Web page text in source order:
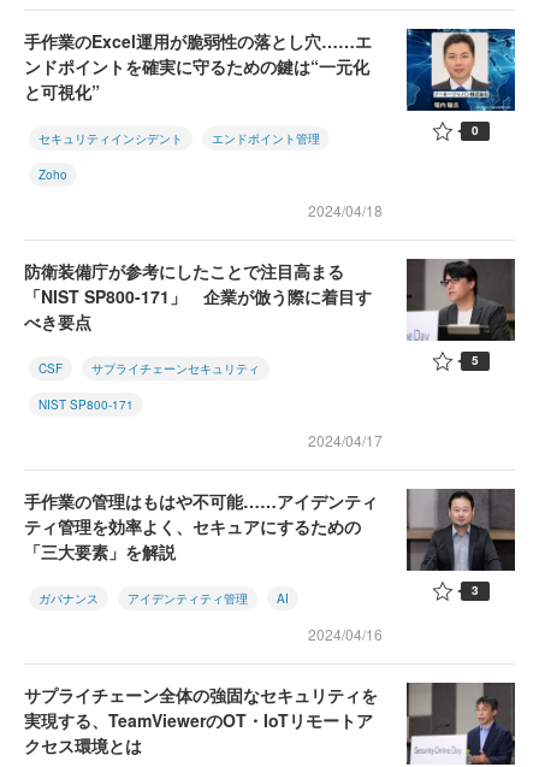
手作業のExcel運用が脆弱性の落とし穴……エ
ンドポイントを確実に守るための鍵は“一元化
と可視化”
セキュリティインシデント エンドポイント管理
Zoho
2024/04/18
0
防衛装備庁が参考にしたことで注目高まる
「NIST SP800-171」 企業が倣う際に着目す
べき要点
CSF サプライチェーンセキュリティ
NIST SP800-171
2024/04/17
5
手作業の管理はもはや不可能……アイデンティ
ティ管理を効率よく、セキュアにするための
「三大要素」を解説
ガバナンス アイデンティティ管理 AI
2024/04/16
3
サプライチェーン全体の強固なセキュリティを
実現する、TeamViewerのOT・IoTリモートア
クセス環境とは